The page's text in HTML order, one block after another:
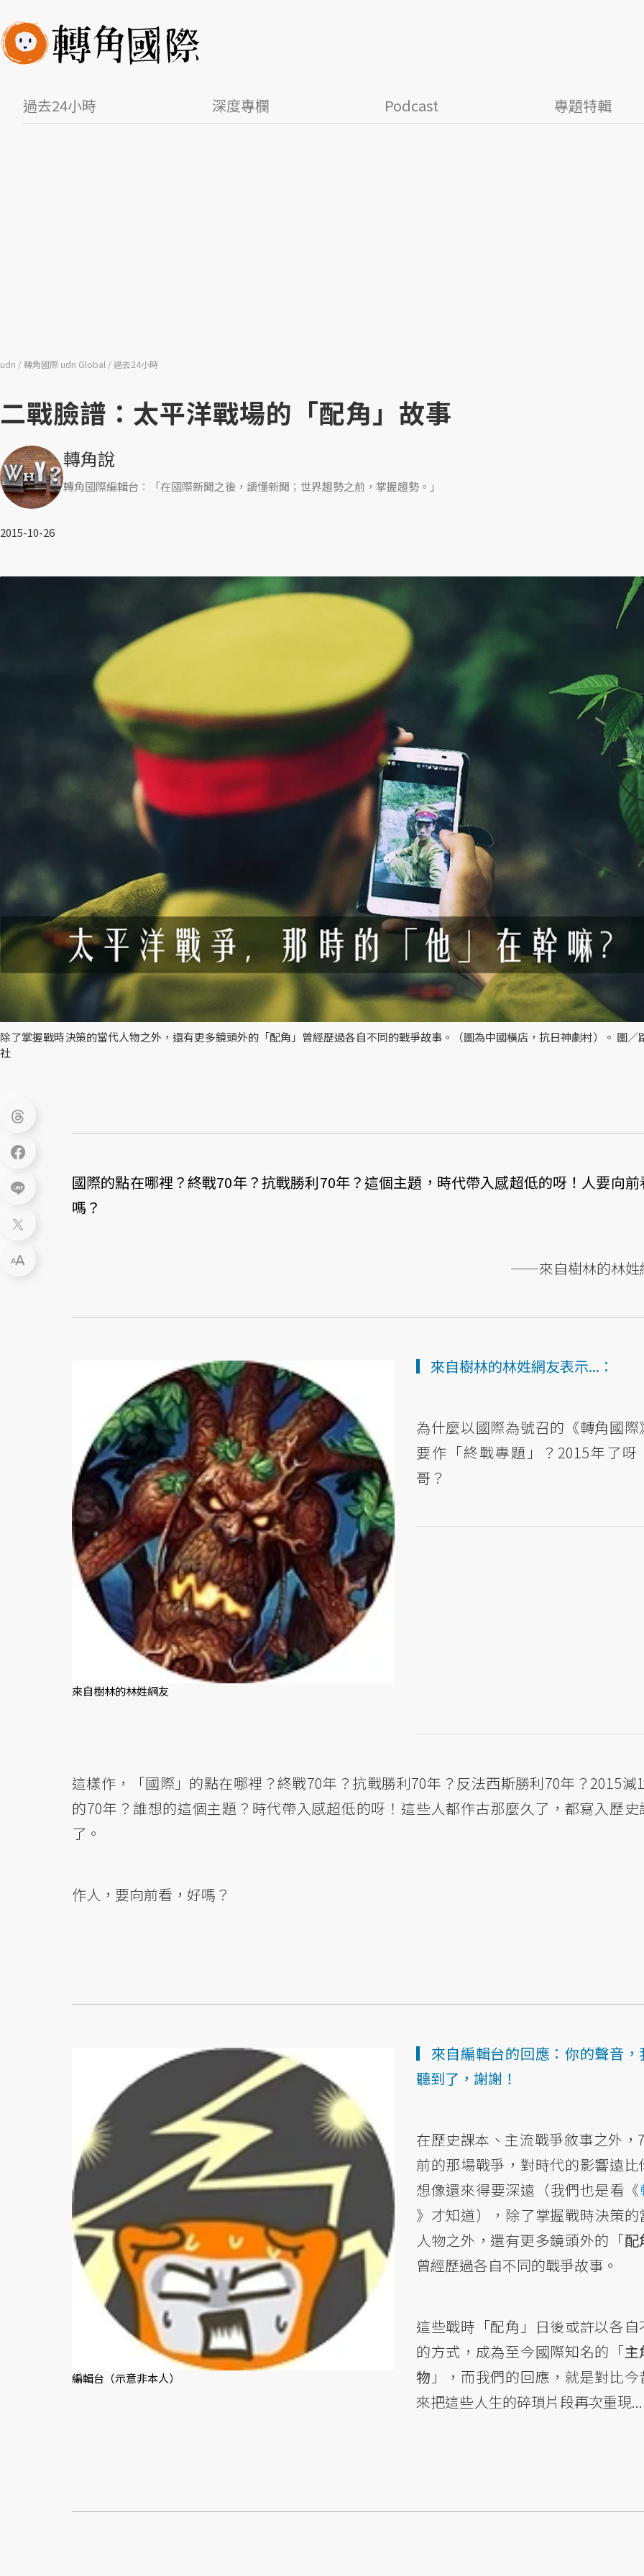
過去24小時 深度專欄 Podcast 專題特輯
udn 轉角國際 udn Global 過去24小時
二戰臉譜：太平洋戰場的「配角」故事
轉角說
轉角國際編輯台：「在國際新聞之後，讀懂新聞；世界趨勢之前，掌握趨勢。」
2015-10-26
除了掌握戰時決策的當代人物之外，還有更多鏡頭外的「配角」曾經歷過各自不同的戰爭故事。（圖為中國橫店，抗日神劇村）。 圖／
社
國際的點在哪裡？終戰70年？抗戰勝利70年？這個主題，時代帶入感超低的呀！人要向前
嗎？
——來自樹林的林姓
來自樹林的林姓網友
▎來自樹林的林姓網友表示...：
為什麼以國際為號召的《轉角國際
要作「終戰專題」？2015年了呀
哥？
這樣作，「國際」的點在哪裡？終戰70年？抗戰勝利70年？反法西斯勝利70年？2015減
的70年？誰想的這個主題？時代帶入感超低的呀！這些人都作古那麼久了，都寫入歷史
了。
作人，要向前看，好嗎？
編輯台（示意非本人）
▎來自編輯台的回應：你的聲音，
聽到了，謝謝！
在歷史課本、主流戰爭敘事之外，
前的那場戰爭，對時代的影響遠比
想像還來得要深遠（我們也是看《
》才知道），除了掌握戰時決策的
人物之外，還有更多鏡頭外的「配
曾經歷過各自不同的戰爭故事。
這些戰時「配角」日後或許以各自
的方式，成為至今國際知名的「主
物 」，而我們的回應，就是對比今
來把這些人生的碎瑣片段再次重現...